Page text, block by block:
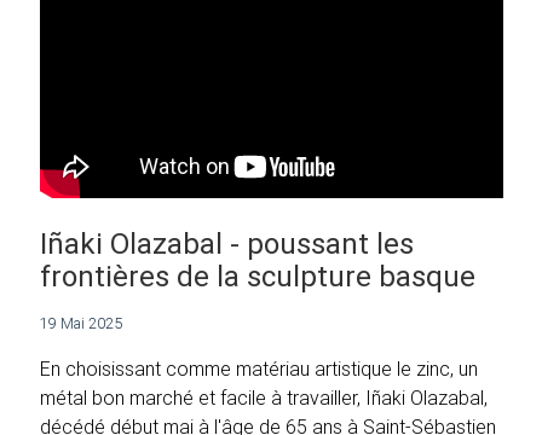
Iñaki Olazabal - poussant les
frontières de la sculpture basque
19 Mai 2025
En choisissant comme matériau artistique le zinc, un
métal bon marché et facile à travailler, Iñaki Olazabal,
décédé début mai à l'âge de 65 ans à Saint-Sébastien